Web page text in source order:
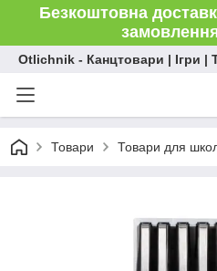
Безкоштовна
Otlichnik - Канцтовари | Ігри |
Товари Товари для